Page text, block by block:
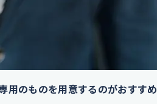
用のものを用意するのがおすすめ